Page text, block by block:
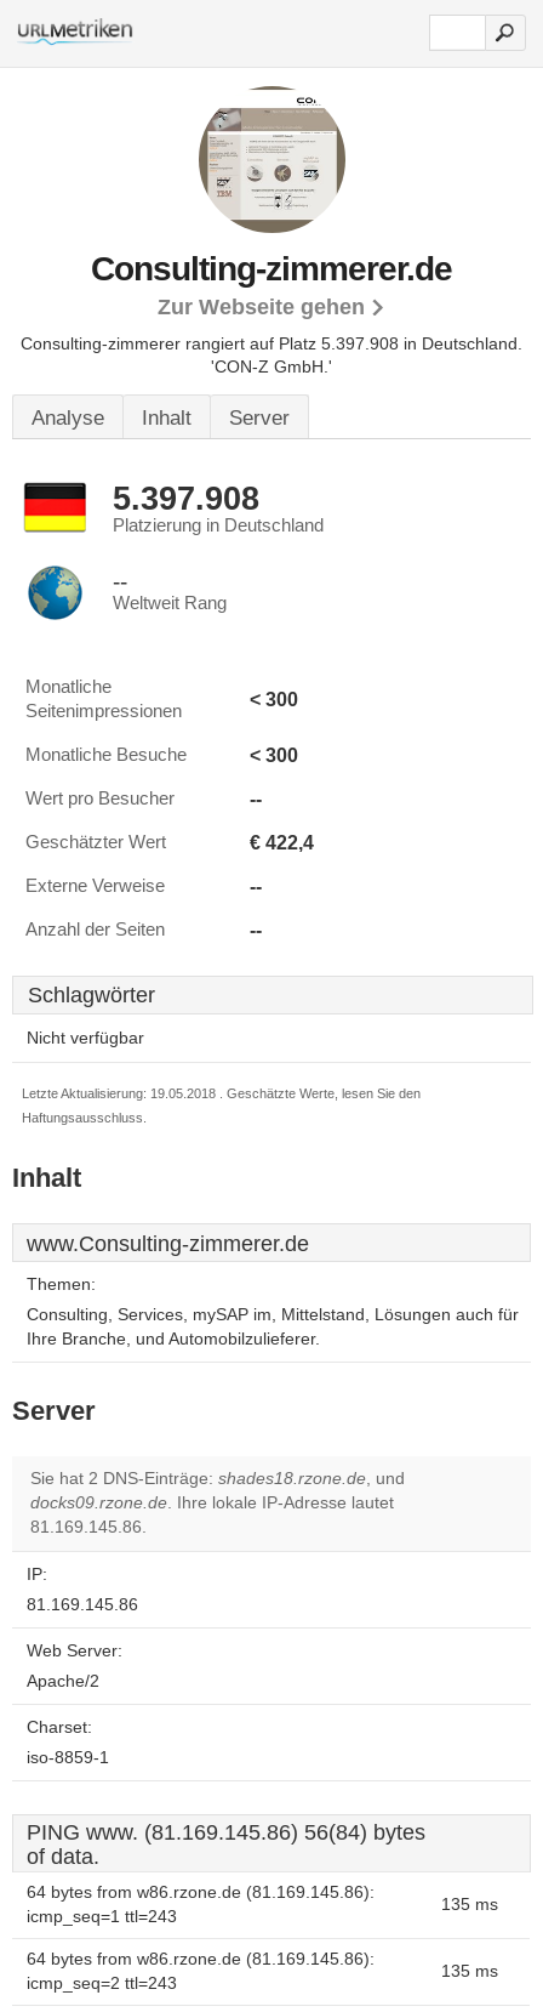
Consulting-zimmerer.de
Zur Webseite gehen
Consulting-zimmerer rangiert auf Platz 5.397.908 in Deutschland.
'CON-Z GmbH.'
Analyse Inhalt Server
5.397.908
Platzierung in Deutschland
--
Weltweit Rang
Monatliche
Seitenimpressionen
< 300
Monatliche Besuche < 300
Wert pro Besucher --
Geschätzter Wert € 422,4
Externe Verweise --
Anzahl der Seiten --
Schlagwörter
Nicht verfügbar
Letzte Aktualisierung: 19.05.2018 . Geschätzte Werte, lesen Sie den
Haftungsausschluss.
Inhalt
www.Consulting-zimmerer.de
Themen:
Consulting, Services, mySAP im, Mittelstand, Lösungen auch für
Ihre Branche, und Automobilzulieferer.
Server
Sie hat 2 DNS-Einträge: shades18.rzone.de, und
docks09.rzone.de. Ihre lokale IP-Adresse lautet
81.169.145.86.
IP:
81.169.145.86
Web Server:
Apache/2
Charset:
iso-8859-1
PING www. (81.169.145.86) 56(84) bytes
of data.
64 bytes from w86.rzone.de (81.169.145.86):
icmp_seq=1 ttl=243
135 ms
64 bytes from w86.rzone.de (81.169.145.86):
icmp_seq=2 ttl=243
135 ms